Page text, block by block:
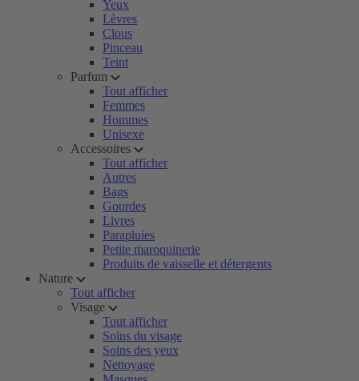
Yeux
Lèvres
Clous
Pinceau
Teint
Parfum
Tout afficher
Femmes
Hommes
Unisexe
Accessoires
Tout afficher
Autres
Bags
Gourdes
Livres
Parapluies
Petite maroquinerie
Produits de vaisselle et détergents
Nature
Tout afficher
Visage
Tout afficher
Soins du visage
Soins des yeux
Nettoyage